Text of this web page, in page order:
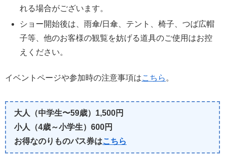
れる場合がございます。
ショー開始後は、雨傘/日傘、テント、椅子、つば広帽
子等、他のお客様の観覧を妨げる道具のご使用はお控
えください。
イベントページや参加時の注意事項はこちら 。
大人（中学生〜59歳）1,500円
小人（4歳～小学生）600円
お得なのりものパス券はこちら